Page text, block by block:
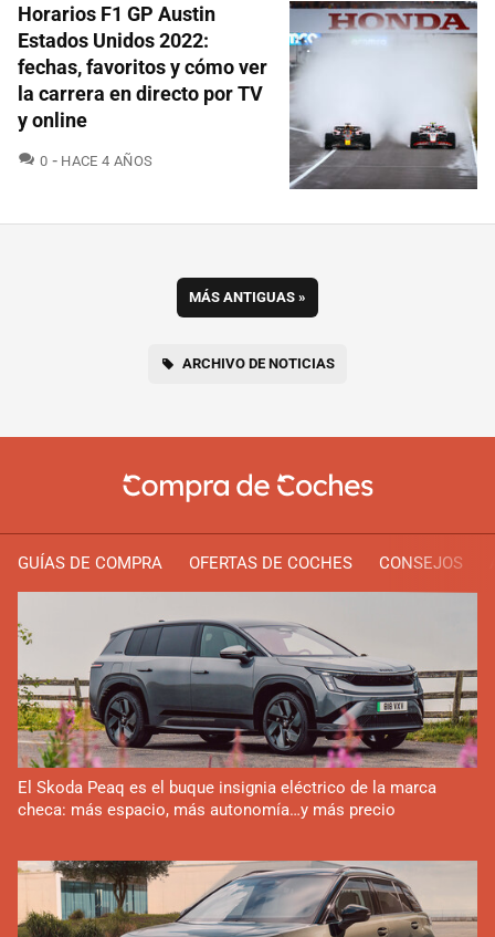
Horarios F1 GP Austin
Estados Unidos 2022:
fechas, favoritos y cómo ver
la carrera en directo por TV
y online
0 COMENTARIOS
HACE 4 AÑOS
MÁS ANTIGUAS »
ARCHIVO DE NOTICIAS
GUÍAS DE COMPRA OFERTAS DE COCHES CONSEJOS
El Skoda Peaq es el buque insignia eléctrico de la marca
checa: más espacio, más autonomía…y más precio